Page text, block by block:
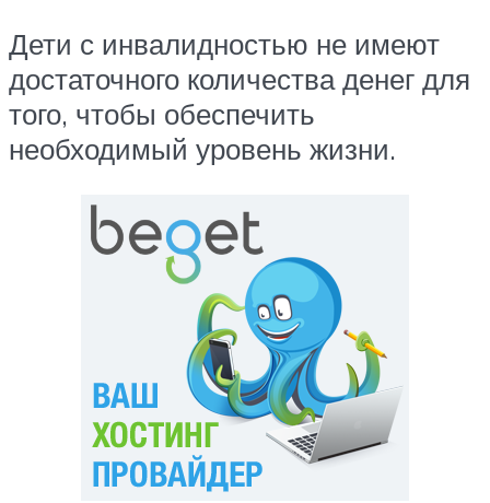
Дети с инвалидностью не имеют
достаточного количества денег для
того, чтобы обеспечить
необходимый уровень жизни.